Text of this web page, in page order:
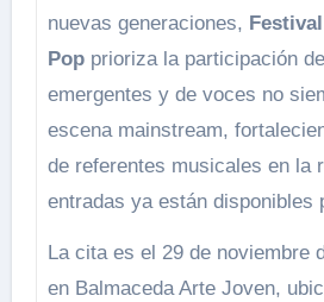
nuevas generaciones,
Popprioriza la participación
emergentes y de voces no
escena mainstream,
de referentes musicales en la
entradas ya están disponibles
La cita es el 29 de noviembre
en Balmaceda Arte Joven,